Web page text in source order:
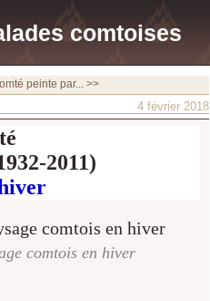
peinte par... >>
4 février 2018
2011)
comtois en hiver